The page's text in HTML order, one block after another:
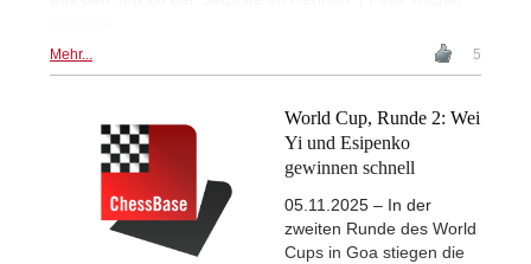
Mehr... 5
World Cup, Runde 2: Wei
Yi und Esipenko
gewinnen schnell
05.11.2025 – In der
zweiten Runde des World
Cups in Goa stiegen die